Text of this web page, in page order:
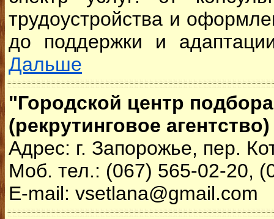
трудоустройства и
до поддержки и
Дальше
"Городской центр
(рекрутинговое агентство)
Адрес: г. Запорожье, пер.
Моб. тел.: (067) 565-02-20,
Е-mail: vsetlana@gmail.com